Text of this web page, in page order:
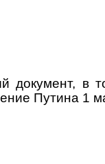
документ, в
Путина 1